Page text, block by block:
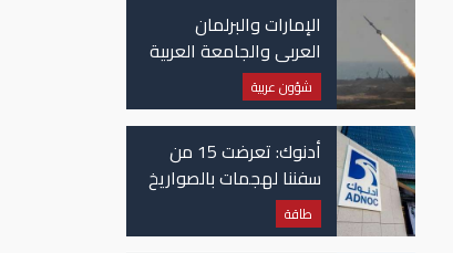
الإمارات والبرلمان
العربي والجامعة العربية
يدينون الهجوم الحوثي
على نجران بالسعودية
شؤون عربية
أدنوك: تعرضت 15 من
سفننا لهجمات بالصواريخ
والطائرات المسيّرة منذ
بداية النزاع
طاقة